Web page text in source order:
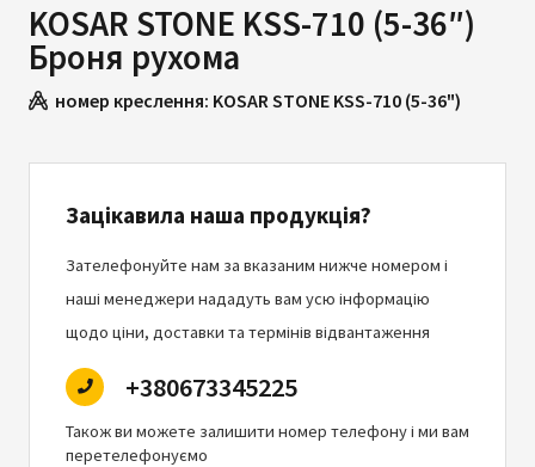
KOSAR STONE KSS-710 (5-36″)
Броня рухома
номер креслення: KOSAR STONE KSS-710 (5-36")
Зацікавила наша продукція?
Зателефонуйте нам за вказаним нижче номером і
наші менеджери нададуть вам усю інформацію
щодо ціни, доставки та термінів відвантаження
+380673345225
Також ви можете залишити номер телефону і ми вам
перетелефонуємо